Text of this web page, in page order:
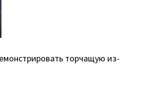
торчащую из-